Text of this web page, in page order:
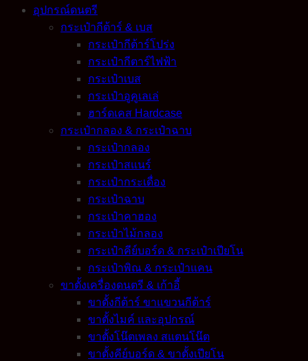
อุปกรณ์ดนตรี
กระเป๋ากีต้าร์ & เบส
กระเป๋ากีต้าร์โปร่ง
กระเป๋ากีตาร์ไฟฟ้า
กระเป๋าเบส
กระเป๋าอูคูเลเล่
ฮาร์ดเคส Hardcase
กระเป๋ากลอง & กระเป๋าฉาบ
กระเป๋ากลอง
กระเป๋าสแนร์
กระเป๋ากระเดื่อง
กระเป๋าฉาบ
กระเป๋าคาฮอง
กระเป๋าไม้กลอง
กระเป๋าคีย์บอร์ด & กระเป๋าเปียโน
กระเป๋าพิณ & กระเป๋าแคน
ขาตั้งเครื่องดนตรี & เก้าอี้
ขาตั้งกีต้าร์ ขาแขวนกีต้าร์
ขาตั้งไมค์ และอุปกรณ์
ขาตั้งโน๊ตเพลง สแตนโน๊ต
ขาตั้งคีย์บอร์ด & ขาตั้งเปียโน